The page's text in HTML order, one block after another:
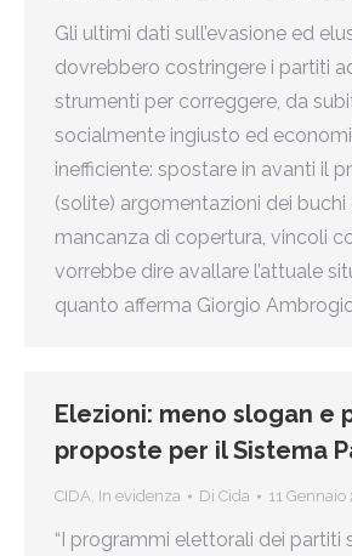
Gli ultimi dati sull’evasione ed
dovrebbero costringere i partiti
strumenti per correggere, da
socialmente ingiusto ed
inefficiente: spostare in avanti il
(solite) argomentazioni dei
mancanza di copertura, vincoli
vorrebbe dire avallare l’attuale
quanto afferma Giorgio
Elezioni: meno slogan e
proposte per il Sistema
CIDA, In evidenza Di Cida 11 Gennaio
“I programmi elettorali dei partiti